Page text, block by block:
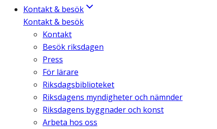
Kontakt & besök
Kontakt & besök
Kontakt
Besök riksdagen
Press
För lärare
Riksdagsbiblioteket
Riksdagens myndigheter och nämnder
Riksdagens byggnader och konst
Arbeta hos oss